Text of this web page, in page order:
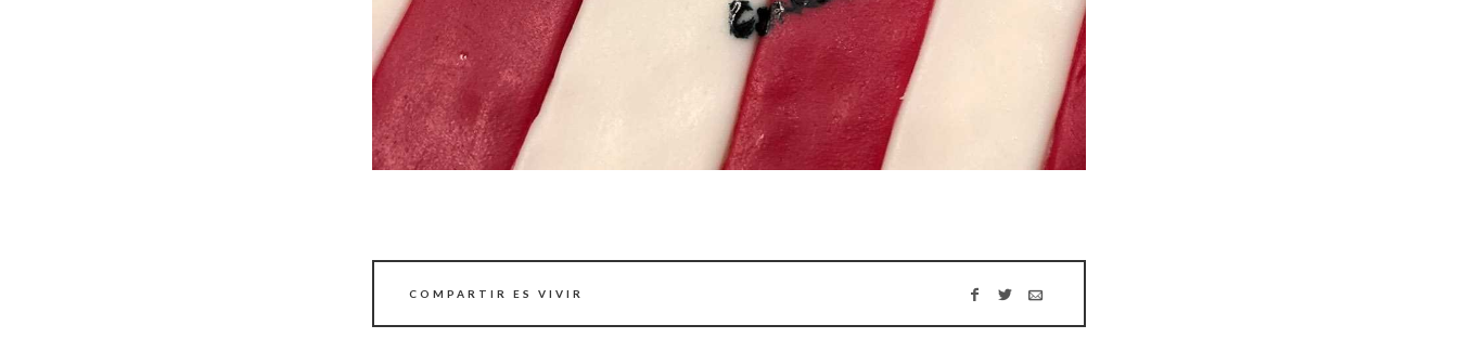
COMPARTIR ES VIVIR